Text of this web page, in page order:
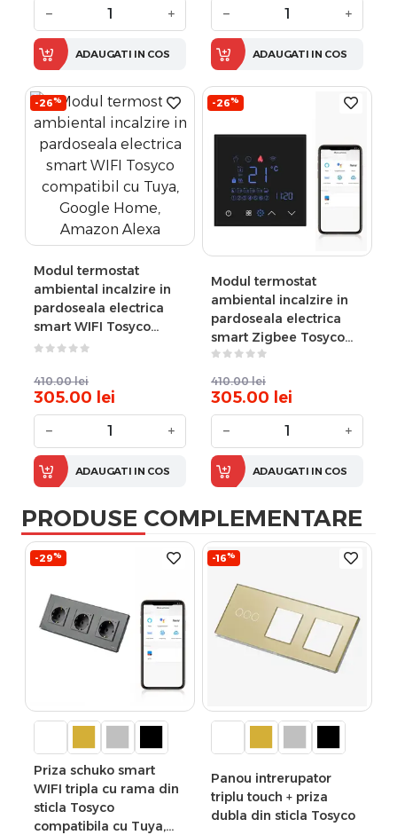
− +
ADAUGATI IN COS
− +
ADAUGATI IN COS
-26%
Modul termostat
ambiental incalzire in
pardoseala electrica
smart WIFI Tosyco
compatibil cu Tuya,
Alexa
410.00 lei
305.00 lei
− +
ADAUGATI IN COS
-26%
Modul termostat
ambiental incalzire in
pardoseala electrica
smart Zigbee Tosyco
compatibil cu Tuya,
Google Home, Amazon
Alexa
410.00 lei
305.00 lei
− +
ADAUGATI IN COS
PRODUSE COMPLEMENTARE
-29%
Priza schuko smart
WIFI tripla cu rama din
sticla Tosyco
compatibila cu Tuya,
-16%
Panou intrerupator
triplu touch + priza
dubla din sticla Tosyco